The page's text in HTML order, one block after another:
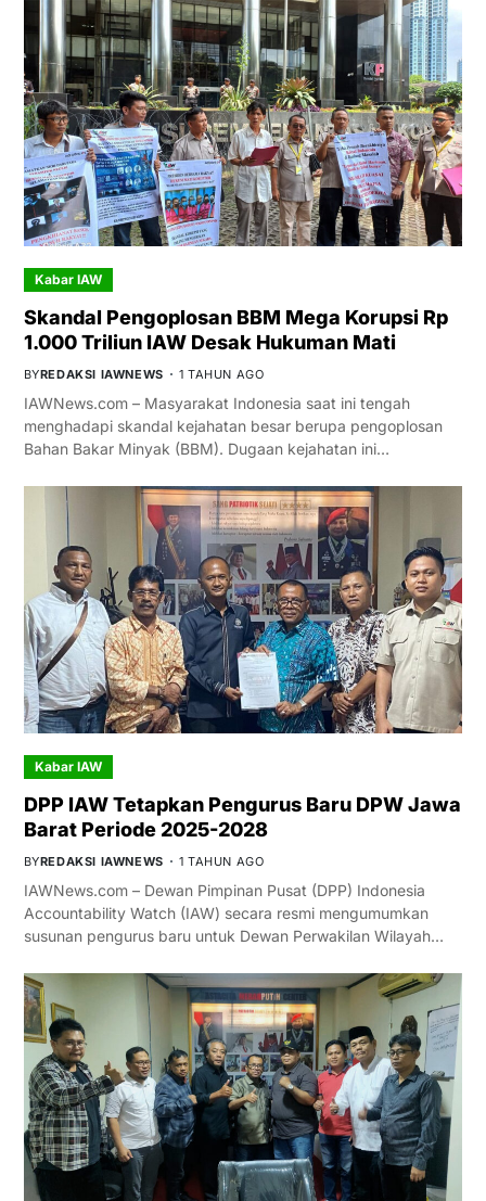
Kabar IAW
Skandal Pengoplosan BBM Mega Korupsi Rp
1.000 Triliun IAW Desak Hukuman Mati
BYREDAKSI IAWNEWS 1 TAHUN AGO
IAWNews.com – Masyarakat Indonesia saat ini tengah
menghadapi skandal kejahatan besar berupa pengoplosan
Bahan Bakar Minyak (BBM). Dugaan kejahatan ini…
Kabar IAW
DPP IAW Tetapkan Pengurus Baru DPW Jawa
Barat Periode 2025-2028
BYREDAKSI IAWNEWS 1 TAHUN AGO
IAWNews.com – Dewan Pimpinan Pusat (DPP) Indonesia
Accountability Watch (IAW) secara resmi mengumumkan
susunan pengurus baru untuk Dewan Perwakilan Wilayah…